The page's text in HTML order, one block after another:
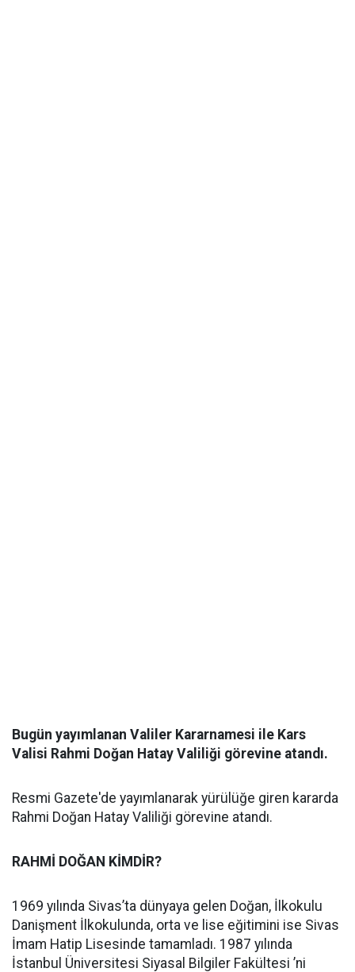
Bugün yayımlanan Valiler Kararnamesi ile Kars
Valisi Rahmi Doğan Hatay Valiliği görevine atandı.
Resmi Gazete'de yayımlanarak yürülüğe giren kararda
Rahmi Doğan Hatay Valiliği görevine atandı.
RAHMİ DOĞAN KİMDİR?
1969 yılında Sivas’ta dünyaya gelen Doğan, İlkokulu
Danişment İlkokulunda, orta ve lise eğitimini ise Sivas
İmam Hatip Lisesinde tamamladı. 1987 yılında
İstanbul Üniversitesi Siyasal Bilgiler Fakültesi ’ni